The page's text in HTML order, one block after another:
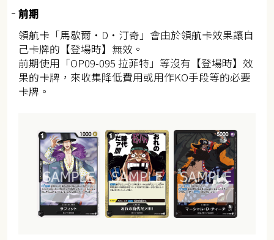
前期
領航卡「馬歇爾・D・汀奇」會由於領航卡效果讓自
己卡牌的【登場時】無效。
前期使用「OP09-095 拉菲特」等沒有【登場時】效
果的卡牌，來收集降低費用或用作KO手段等的必要
卡牌。